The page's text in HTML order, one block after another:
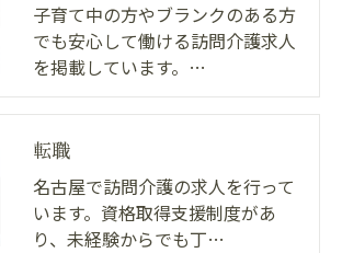
子育て中の方やブランクのある方
でも安心して働ける訪問介護求人
を掲載しています。…
転職
名古屋で訪問介護の求人を行って
います。資格取得支援制度があ
り、未経験からでも丁…